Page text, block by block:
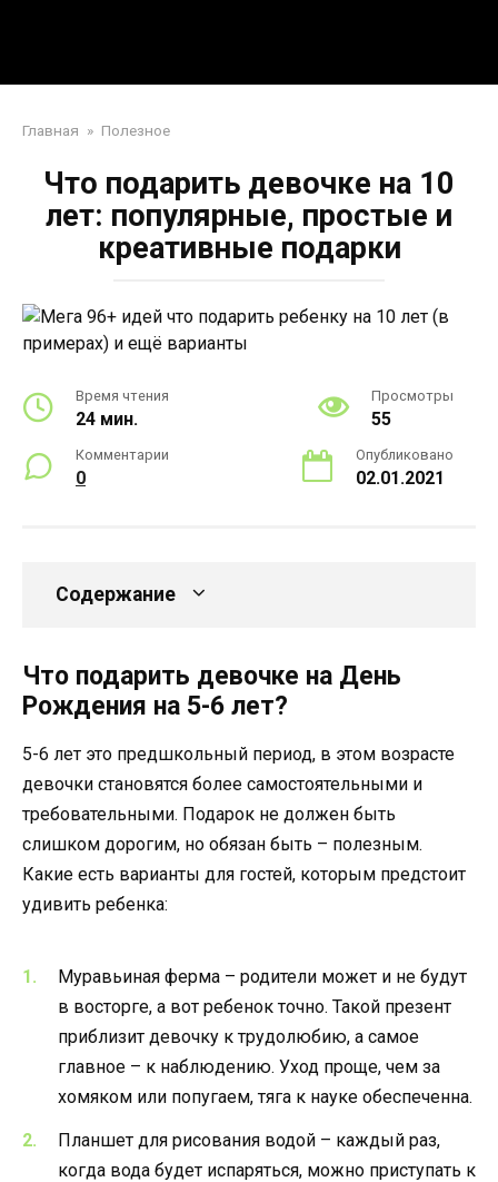
Главная » Полезное
Что подарить девочке на 10
лет: популярные, простые и
креативные подарки
Время чтения
24 мин.
Просмотры
55
Комментарии
0
Опубликовано
02.01.2021
Содержание
Что подарить девочке на День
Рождения на 5-6 лет?
5-6 лет это предшкольный период, в этом возрасте
девочки становятся более самостоятельными и
требовательными. Подарок не должен быть
слишком дорогим, но обязан быть – полезным.
Какие есть варианты для гостей, которым предстоит
удивить ребенка:
Муравьиная ферма – родители может и не будут
в восторге, а вот ребенок точно. Такой презент
приблизит девочку к трудолюбию, а самое
главное – к наблюдению. Уход проще, чем за
хомяком или попугаем, тяга к науке обеспеченна.
Планшет для рисования водой – каждый раз,
когда вода будет испаряться, можно приступать к